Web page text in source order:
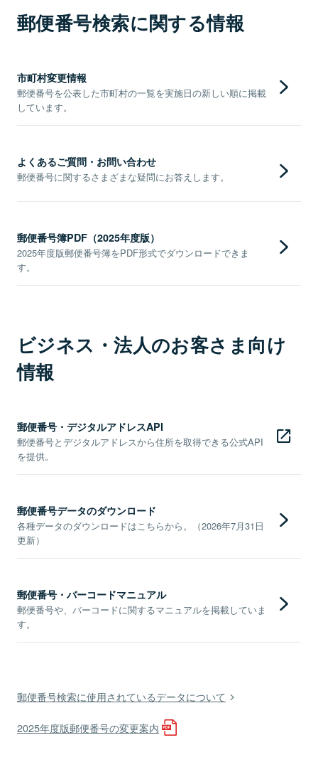
郵便番号検索に関する情報
市町村変更情報
郵便番号を公表した市町村の一覧を実施日の新しい順に掲載
しています。
よくあるご質問・お問い合わせ
郵便番号に関するさまざまな疑問にお答えします。
郵便番号簿PDF（2025年度版）
2025年度版郵便番号簿をPDF形式でダウンロードできま
す。
ビジネス・法人のお客さま向け
情報
郵便番号・デジタルアドレスAPI
郵便番号とデジタルアドレスから住所を取得できる公式API
を提供。
郵便番号データのダウンロード
各種データのダウンロードはこちらから。（2026年7月31日
更新）
郵便番号・バーコードマニュアル
郵便番号や、バーコードに関するマニュアルを掲載していま
す。
郵便番号検索に使用されているデータについて
2025年度版郵便番号の変更案内